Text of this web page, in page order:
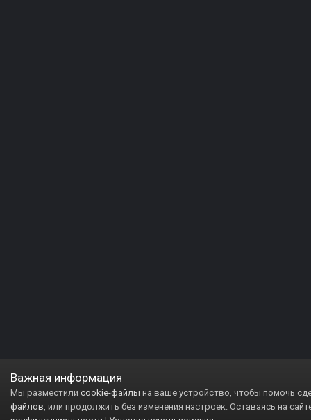
Важная информация
Мы разместили cookie-файлы на ваше устройство, чтобы помочь
файлов, или продолжить без изменения настроек. Оставаясь на